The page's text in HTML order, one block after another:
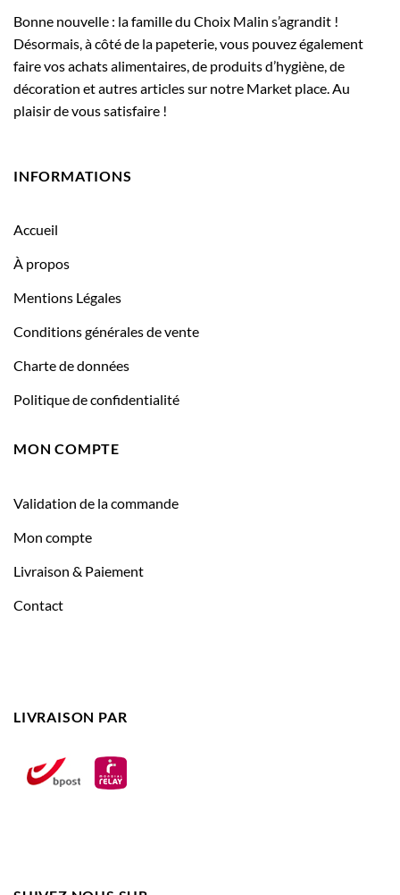
Bonne nouvelle : la famille du Choix Malin s’agrandit !
Désormais, à côté de la papeterie, vous pouvez également
faire vos achats alimentaires, de produits d’hygiène, de
décoration et autres articles sur notre Market place. Au
plaisir de vous satisfaire !
INFORMATIONS
Accueil
À propos
Mentions Légales
Conditions générales de vente
Charte de données
Politique de confidentialité
MON COMPTE
Validation de la commande
Mon compte
Livraison & Paiement
Contact
LIVRAISON PAR